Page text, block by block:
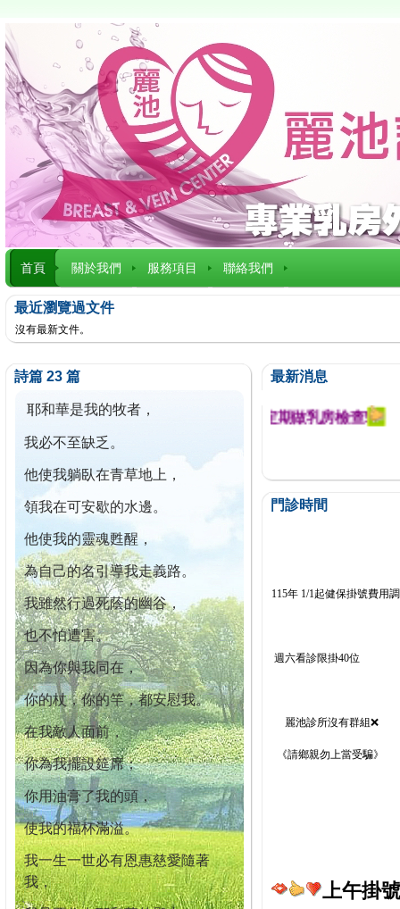
首頁 關於我們 服務項目 聯絡我們
最近瀏覽過文件
沒有最新文件。
詩篇 23 篇
耶和華是我的牧者，
我必不至缺乏。
他使我躺臥在青草地上，
領我在可安歇的水邊。
他使我的靈魂甦醒，
為自己的名引導我走義路。
我雖然行過死蔭的幽谷，
也不怕遭害。
因為你與我同在，
你的杖，你的竿，都安慰我。
在我敵人面前，
你為我擺設筵席；
你用油膏了我的頭，
使我的福杯滿溢。
我一生一世必有恩惠慈愛隨著
我，
最新消息
迄今已篩檢出1700位乳癌患者,提醒您定期做乳房檢查!
門診時間
115年 1/1起健保掛號費用
週六看診限掛40位
麗池診所沒有群組❌
《請鄉親勿上當受騙》
上午掛